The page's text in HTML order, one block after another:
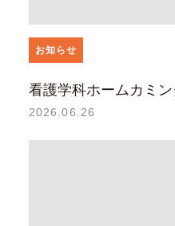
お知らせ
看護学科ホームカミ
2026.06.26